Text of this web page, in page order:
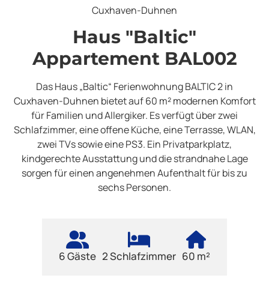
Cuxhaven-Duhnen
Haus "Baltic"
Appartement BAL002
Das Haus „Baltic“ Ferienwohnung BALTIC 2 in
Cuxhaven-Duhnen bietet auf 60 m² modernen Komfort
für Familien und Allergiker. Es verfügt über zwei
Schlafzimmer, eine offene Küche, eine Terrasse, WLAN,
zwei TVs sowie eine PS3. Ein Privatparkplatz,
kindgerechte Ausstattung und die strandnahe Lage
sorgen für einen angenehmen Aufenthalt für bis zu
sechs Personen.
6 Gäste 2 Schlafzimmer 60 m²